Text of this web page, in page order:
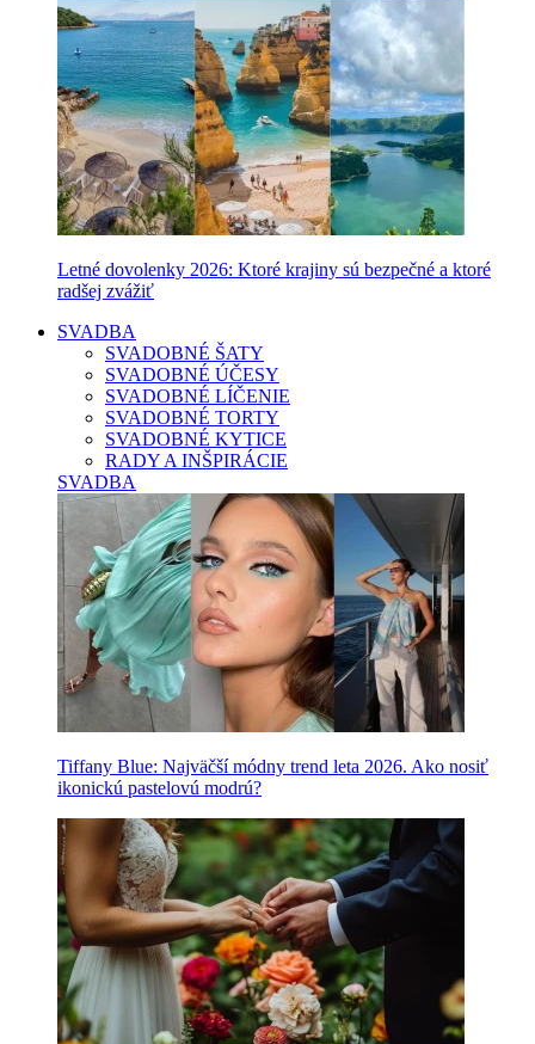
Letné dovolenky 2026: Ktoré krajiny sú bezpečné a ktoré
radšej zvážiť
SVADBA
SVADOBNÉ ŠATY
SVADOBNÉ ÚČESY
SVADOBNÉ LÍČENIE
SVADOBNÉ TORTY
SVADOBNÉ KYTICE
RADY A INŠPIRÁCIE
SVADBA
Tiffany Blue: Najväčší módny trend leta 2026. Ako nosiť
ikonickú pastelovú modrú?